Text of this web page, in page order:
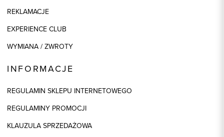
REKLAMACJE
EXPERIENCE CLUB
WYMIANA / ZWROTY
INFORMACJE
REGULAMIN SKLEPU INTERNETOWEGO
REGULAMINY PROMOCJI
KLAUZULA SPRZEDAŻOWA